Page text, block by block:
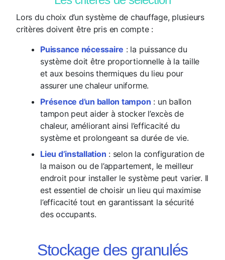
Lors du choix d’un système de chauffage, plusieurs
critères doivent être pris en compte :
Puissance nécessaire : la puissance du
système doit être proportionnelle à la taille
et aux besoins thermiques du lieu pour
assurer une chaleur uniforme.
Présence d’un ballon tampon : un ballon
tampon peut aider à stocker l’excès de
chaleur, améliorant ainsi l’efficacité du
système et prolongeant sa durée de vie.
Lieu d’installation : selon la configuration de
la maison ou de l’appartement, le meilleur
endroit pour installer le système peut varier. Il
est essentiel de choisir un lieu qui maximise
l’efficacité tout en garantissant la sécurité
des occupants.
Stockage des granulés